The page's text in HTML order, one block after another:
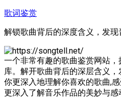
跳
内
容
歌词鉴赏
解锁歌曲背后的深度含义，发
一个非常有趣的歌曲鉴赏网站
库。解开歌曲背后的深层含义
你更深入地理解你喜欢的歌曲,
更深入了解音乐作品的美妙与感